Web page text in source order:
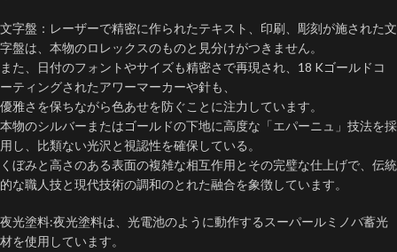
文字盤：レーザーで精密に作られたテキスト、印刷、彫刻が施された文
字盤は、本物のロレックスのものと見分けがつきません。
また、日付のフォントやサイズも精密さで再現され、18 Kゴールドコ
ーティングされたアワーマーカーや針も、
優雅さを保ちながら色あせを防ぐことに注力しています。
本物のシルバーまたはゴールドの下地に高度な「エパーニュ」技法を採
用し、比類ない光沢と視認性を確保している。
くぼみと高さのある表面の複雑な相互作用とその完璧な仕上げで、伝統
的な職人技と現代技術の調和のとれた融合を象徴しています。
夜光塗料:夜光塗料は、光電池のように動作するスーパールミノバ蓄光
材を使用しています。